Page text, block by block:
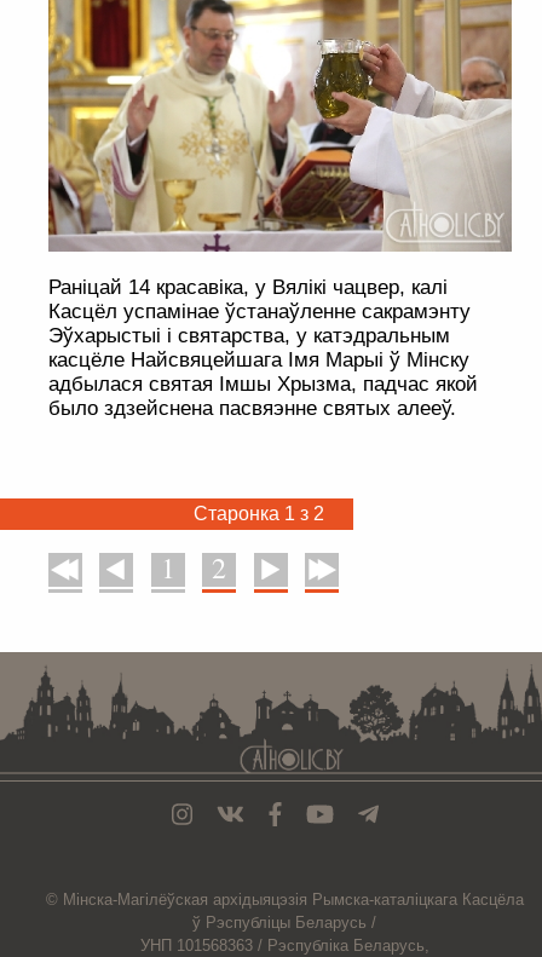
Раніцай 14 красавіка, у Вялікі чацвер, калі
Касцёл успамінае ўстанаўленне сакрамэнту
Эўхарыстыі і святарства, у катэдральным
касцёле Найсвяцейшага Імя Марыі ў Мінску
адбылася святая Імшы Хрызма, падчас якой
было здзейснена пасвяэнне святых алееў.
Старонка 1 з 2
1 2
© Мiнска-Магiлёўская архiдыяцэзiя Рымска-каталіцкага Касцёла
ў Рэспубліцы Беларусь /
УНП 101568363 / Рэспубліка Беларусь,